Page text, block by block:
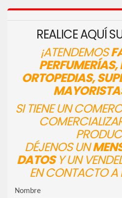
REALICE AQUÍ
¡ATENDEMOS
PERFUMERÍAS,
ORTOPEDIAS,
SI TIENE UN
DÉJENOS UN
DATOSY UN
EN CONTACTO A
Nombre